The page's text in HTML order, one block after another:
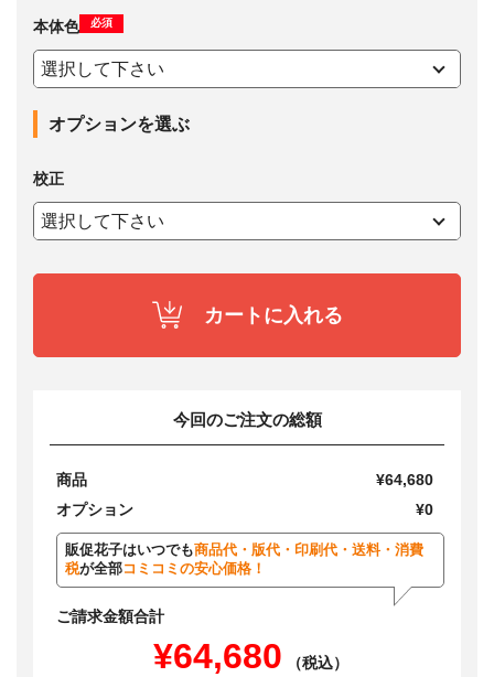
本体色 必須
オプションを選ぶ
校正
カートに入れる
今回のご注文の総額
商品
¥64,680
オプション
¥0
販促花子はいつでも商品代・版代・印刷代・送料・消費
税が全部コミコミの安心価格！
ご請求金額合計
¥64,680
（税込）